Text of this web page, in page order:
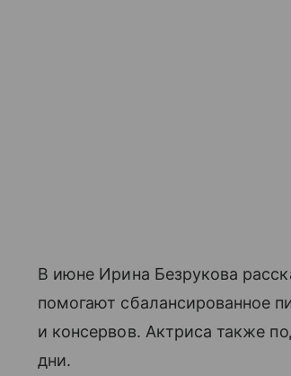
В июне Ирина Безрукова
помогают сбалансированное
и консервов. Актриса также
дни.